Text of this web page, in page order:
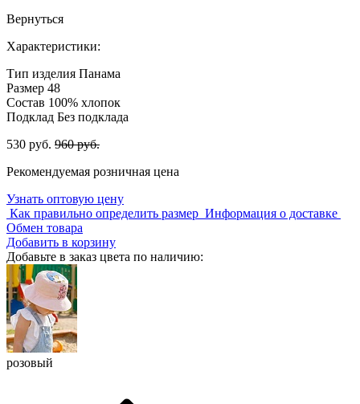
Вернуться
Характеристики:
Тип изделия Панама
Размер 48
Состав 100% хлопок
Подклад Без подклада
530 руб. 960 руб.
Рекомендуемая розничная цена
Узнать оптовую цену
Как правильно определить размер Информация о доставке
Обмен товара
Добавить в корзину
Добавьте в заказ цвета по наличию:
розовый